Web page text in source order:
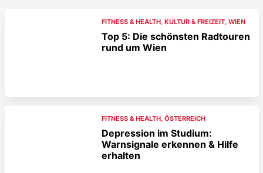
FITNESS & HEALTH, KULTUR & FREIZEIT, WIEN
Top 5: Die schönsten Radtouren
rund um Wien
FITNESS & HEALTH, ÖSTERREICH
Depression im Studium:
Warnsignale erkennen & Hilfe
erhalten